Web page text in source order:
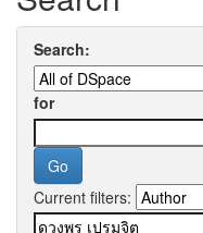
Search:
for
Current filters: